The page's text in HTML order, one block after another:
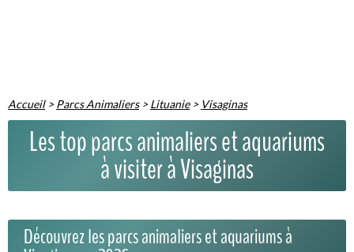
Accueil>Parcs Animaliers>Lituanie> Visaginas
Les top parcs animaliers et aquariums
à visiter à Visaginas
Découvrez les parcs animaliers et aquariums à